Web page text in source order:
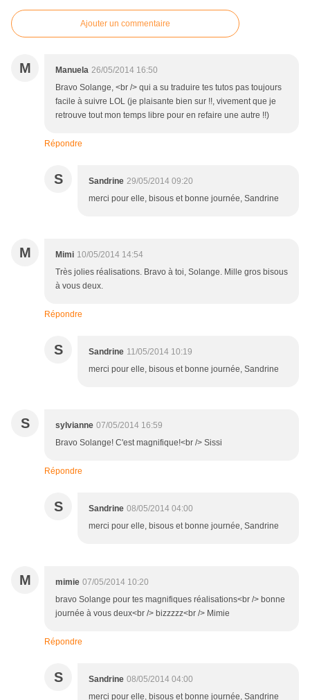
Ajouter un commentaire
M Manuela 26/05/2014 16:50
Bravo Solange, <br /> qui a su traduire tes tutos pas toujours
facile à suivre LOL (je plaisante bien sur !!, vivement que je
retrouve tout mon temps libre pour en refaire une autre !!)
Répondre
S Sandrine 29/05/2014 09:20
merci pour elle, bisous et bonne journée, Sandrine
M Mimi 10/05/2014 14:54
Très jolies réalisations. Bravo à toi, Solange. Mille gros bisous
à vous deux.
Répondre
S Sandrine 11/05/2014 10:19
merci pour elle, bisous et bonne journée, Sandrine
S sylvianne 07/05/2014 16:59
Bravo Solange! C'est magnifique!<br /> Sissi
Répondre
S Sandrine 08/05/2014 04:00
merci pour elle, bisous et bonne journée, Sandrine
M mimie 07/05/2014 10:20
bravo Solange pour tes magnifiques réalisations<br /> bonne
journée à vous deux<br /> bizzzzz<br /> Mimie
Répondre
S Sandrine 08/05/2014 04:00
merci pour elle, bisous et bonne journée, Sandrine